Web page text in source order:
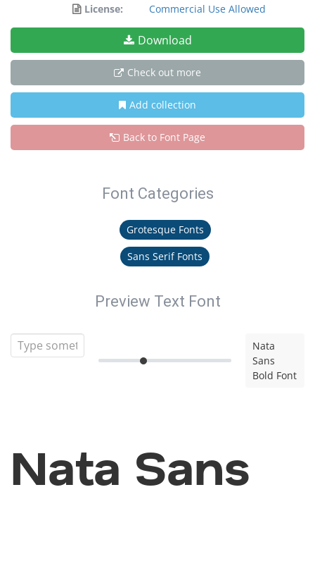
License:
Commercial Use Allowed
Download
Check out more
Add collection
Back to Font Page
Font Categories
Grotesque Fonts
Sans Serif Fonts
Preview Text Font
Nata
Sans
Bold Font
Nata Sans